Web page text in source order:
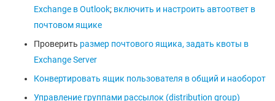
Exchange в Outlook; включить и настроить автоответ в
почтовом ящике
Проверить размер почтового ящика, задать квоты в
Exchange Server
Конвертировать ящик пользователя в общий и наоборот
Управление группами рассылок (distribution group)